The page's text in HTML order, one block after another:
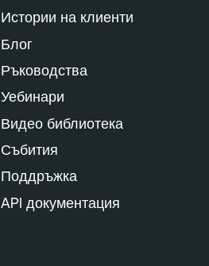
Истории на клиенти
Блог
Ръководства
Уебинари
Видео библиотека
Събития
Поддръжка
API документация